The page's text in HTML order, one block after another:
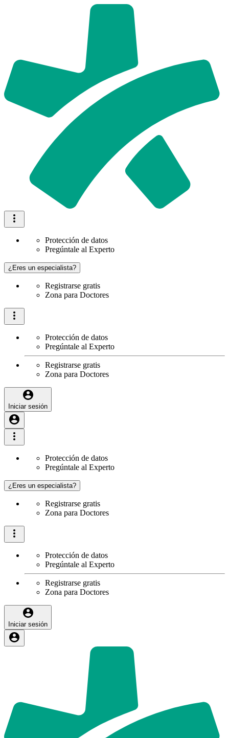
Protección de datos
Pregúntale al Experto
¿Eres un especialista?
Registrarse gratis
Zona para Doctores
Protección de datos
Pregúntale al Experto
Registrarse gratis
Zona para Doctores
Iniciar sesión
Protección de datos
Pregúntale al Experto
¿Eres un especialista?
Registrarse gratis
Zona para Doctores
Protección de datos
Pregúntale al Experto
Registrarse gratis
Zona para Doctores
Iniciar sesión